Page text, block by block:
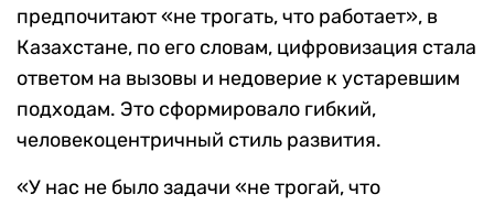
предпочитают «не трогать, что работает», в
Казахстане, по его словам, цифровизация стала
ответом на вызовы и недоверие к устаревшим
подходам. Это сформировало гибкий,
человекоцентричный стиль развития.
«У нас не было задачи «не трогай, что